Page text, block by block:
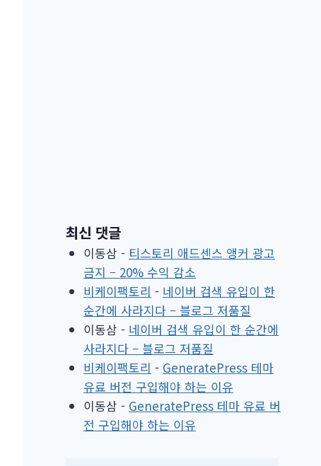
최신 댓글
이동삼 - 티스토리 애드센스 앵커 광고
금지 – 20% 수익 감소
비케이팩토리 - 네이버 검색 유입이 한
순간에 사라지다 – 블로그 저품질
이동삼 - 네이버 검색 유입이 한 순간에
사라지다 – 블로그 저품질
비케이팩토리 - GeneratePress 테마
유료 버전 구입해야 하는 이유
이동삼 - GeneratePress 테마 유료 버
전 구입해야 하는 이유